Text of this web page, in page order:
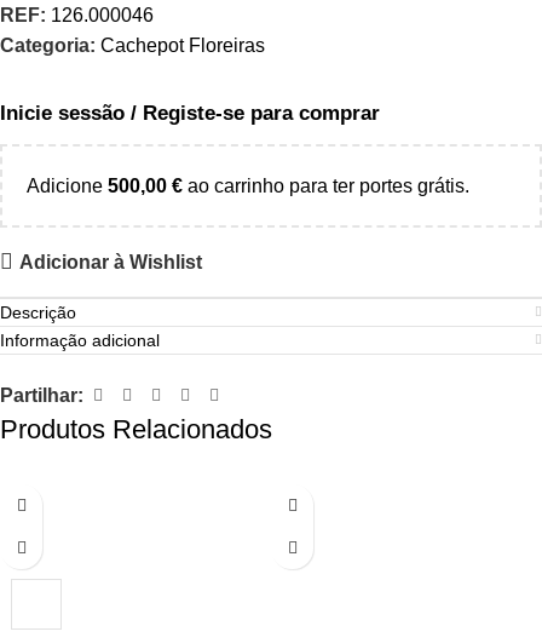
REF: 126.000046
Categoria: Cachepot Floreiras
Inicie sessão / Registe-se para comprar
Adicione 500,00 € ao carrinho para ter portes grátis.
Adicionar à Wishlist
Descrição
Informação adicional
Partilhar:
Produtos Relacionados